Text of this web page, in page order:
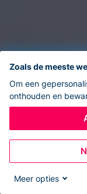
Zoals de meeste
Om een
onthouden en
Meer opties